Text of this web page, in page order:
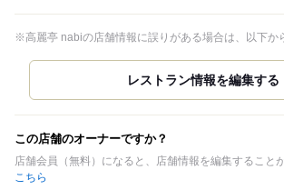
※高麗亭 nabiの店舗情報に誤りがある場合は、以下か
この店舗のオーナーですか？
店舗会員（無料）になると、店舗情報を編集すること
こちら